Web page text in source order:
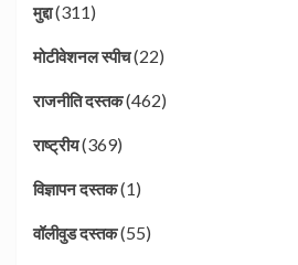
मुद्दा(311)
मोटीवेशनल स्पीच(22)
राजनीति दस्तक(462)
राष्ट्रीय(369)
विज्ञापन दस्तक(1)
वॉलीवुड दस्तक(55)